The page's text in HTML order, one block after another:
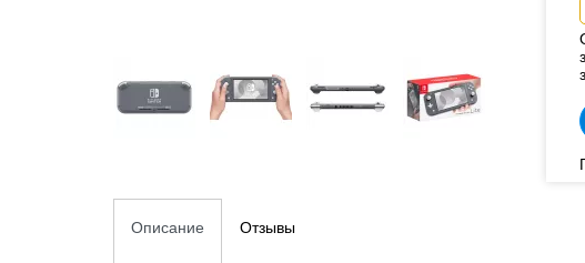
Описание Отзывы